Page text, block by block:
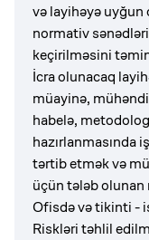
və layihəyə
normativ
keçirilməsini
İcra olunacaq
müayinə,
habelə,
hazırlanmasında
tərtib etmək və
üçün tələb
Ofisdə və tikinti -
Riskləri təhlil